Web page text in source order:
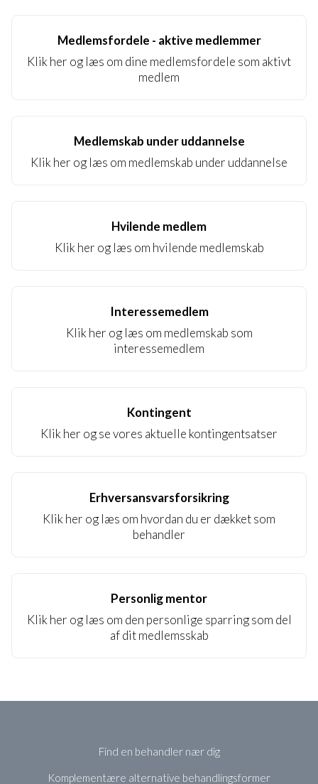
Medlemsfordele - aktive medlemmer
Klik her og læs om dine medlemsfordele som aktivt
medlem
Medlemskab under uddannelse
Klik her og læs om medlemskab under uddannelse
Hvilende medlem
Klik her og læs om hvilende medlemskab
Interessemedlem
Klik her og læs om medlemskab som
interessemedlem
Kontingent
Klik her og se vores aktuelle kontingentsatser
Erhversansvarsforsikring
Klik her og læs om hvordan du er dækket som
behandler
Personlig mentor
Klik her og læs om den personlige sparring som del
af dit medlemsskab
Find en behandler nær dig
Komplementære alternative behandlingsformer